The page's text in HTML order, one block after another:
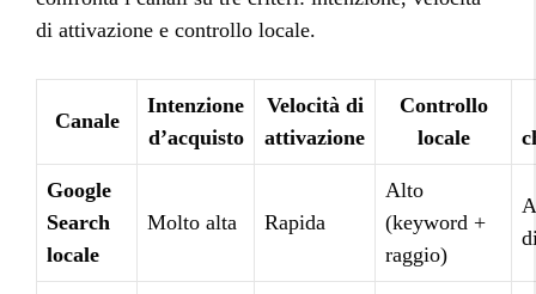
di attivazione e controllo locale.
Canale
Intenzione
d’acquisto
Velocità di
attivazione
Controllo
locale
Google
Search
locale
Molto alta Rapida
Alto
(keyword +
raggio)